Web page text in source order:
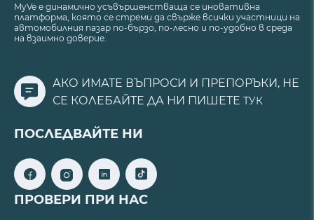
MyVe е динамично усъвършенстваща се иновативна
платформа, която се стреми да свърже всички участници на
автомобилния пазар по-бързо, по-лесно и по-удобно в среда
на взаимно доверие.
АКО ИМАТЕ ВЪПРОСИ И ПРЕПОРЪКИ, НЕ
СЕ КОЛЕБАЙТЕ ДА НИ ПИШЕТЕ ТУК
ПОСЛЕДВАЙТЕ НИ
ПРОВЕРИ ПРИ НАС